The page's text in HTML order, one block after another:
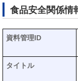
食品安全関係情
資料管理ID
タイトル